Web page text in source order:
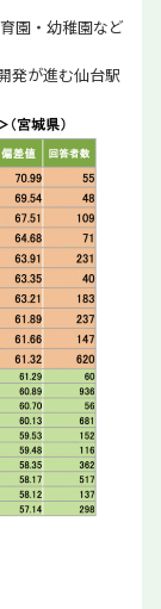
園・幼稚園など
発が進む仙台駅